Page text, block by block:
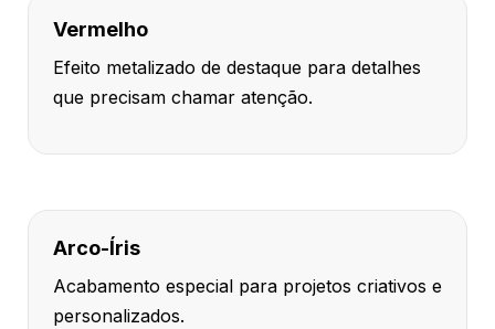
Vermelho
Efeito metalizado de destaque para detalhes
que precisam chamar atenção.
Arco-Íris
Acabamento especial para projetos criativos e
personalizados.